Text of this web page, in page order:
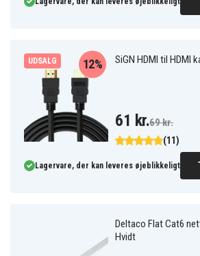
UDSALG SiGN HDMI til HDMI
(11)
12%
61 kr.69 kr.
Lagervare, der kan leveres øjeblikkeligt
Deltaco Flat Cat6
Hvidt